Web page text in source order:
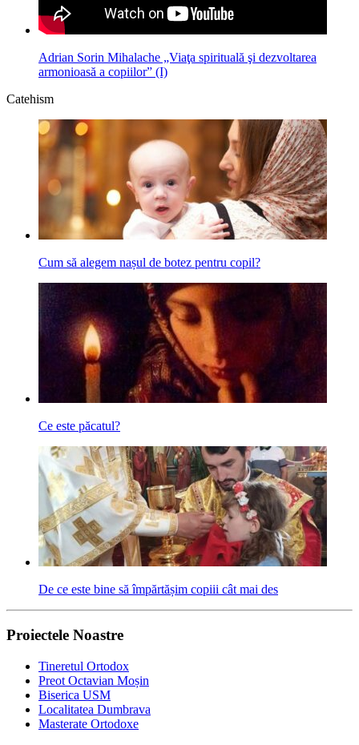
Adrian Sorin Mihalache „Viaţa spirituală şi dezvoltarea
armonioasă a copiilor” (I)
Catehism
Cum să alegem nașul de botez pentru copil?
Ce este păcatul?
De ce este bine să împărtășim copiii cât mai des
Proiectele Noastre
Tineretul Ortodox
Preot Octavian Moșin
Biserica USM
Localitatea Dumbrava
Masterate Ortodoxe